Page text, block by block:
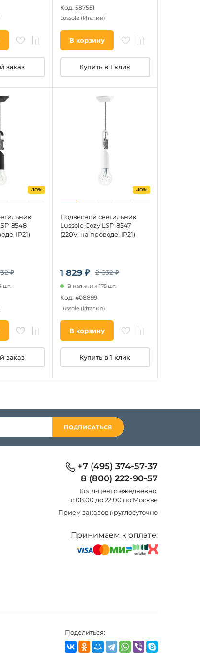
заказ
Код: 587551
Lussole (Италия)
В корзину
Купить в 1 клик
₽
-10%
8548
IP21)
шт.
заказ
1 829 ₽ 2 032 ₽
-10%
Подвесной светильник
Lussole Cozy LSP-8547
(220V, на проводе, IP21)
В наличии 175 шт.
Код: 408899
Lussole (Италия)
В корзину
Купить в 1 клик
ПОДПИСАТЬСЯ
+7 (495) 374-57-37
8 (800) 222-90-57
Колл-центр eжедневно,
с 08:00 до 22:00 по Москве
Прием заказов круглосуточно
Принимаем к оплате:
Поделиться: